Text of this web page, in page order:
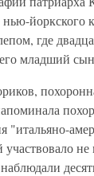
нью-йоркского
где
младший
"итальяно-
не